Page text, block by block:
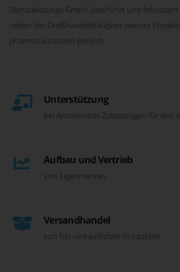
Dienstleistungs GmbH überführt und
neben der Großhandelstätigkeit weitere
pharmazeutischen Bereich.
Unterstützung
bei Arzneimittel-Zulassungen für den
Aufbau und Vertrieb
von Eigenmarken
Versandhandel
von frei verkäuflichen Produkten